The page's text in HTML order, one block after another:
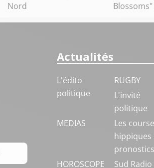
Nord
Actualités
L'édito
politique
RUGBY
L'invité
politique
MEDIAS
Les
hippiques
pronostics
HOROSCOPE
Sud Radio